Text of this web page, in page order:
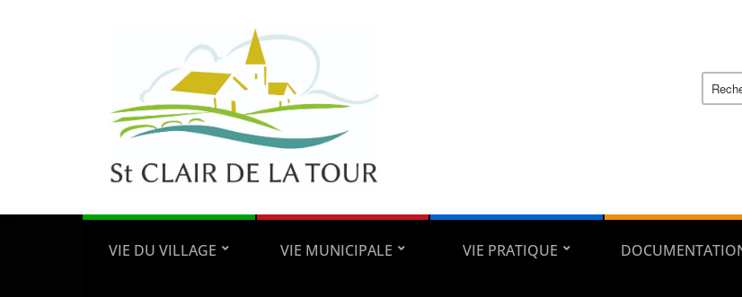
VIE DU VILLAGE VIE MUNICIPALE VIE PRATIQUE